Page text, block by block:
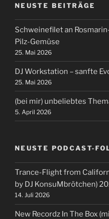
NEUSTE BEITRÄGE
Schweinefilet an
Pilz-Gemüse
25. Mai 2026
DJ Workstation – sanfte
25. Mai 2026
(bei mir) unbeliebtes
5. April 2026
NEUSTE PODCAST-
Trance-Flight from
by DJ KonsuMbrötchen)
14. Juli 2026
New Recordz In The Box